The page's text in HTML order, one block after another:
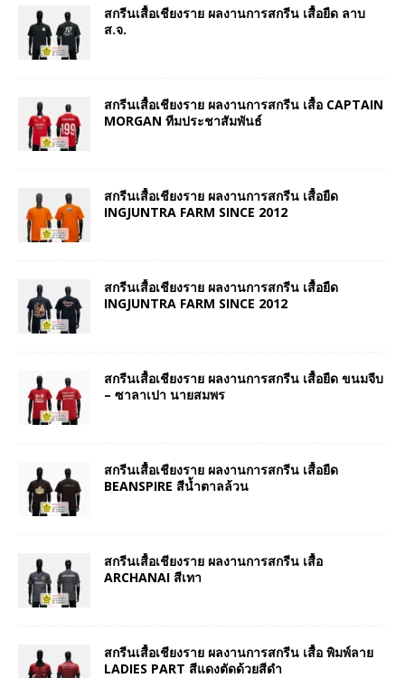
สกรีนเสื้อเชียงราย ผลงานการสกรีน เสื้อยืด ลาบ
ส.จ.
สกรีนเสื้อเชียงราย ผลงานการสกรีน เสื้อ CAPTAIN
MORGAN ทีมประชาสัมพันธ์
สกรีนเสื้อเชียงราย ผลงานการสกรีน เสื้อยืด
INGJUNTRA FARM SINCE 2012
สกรีนเสื้อเชียงราย ผลงานการสกรีน เสื้อยืด
INGJUNTRA FARM SINCE 2012
สกรีนเสื้อเชียงราย ผลงานการสกรีน เสื้อยืด ขนมจีบ
– ซาลาเปา นายสมพร
สกรีนเสื้อเชียงราย ผลงานการสกรีน เสื้อยืด
BEANSPIRE สีน้ำตาลล้วน
สกรีนเสื้อเชียงราย ผลงานการสกรีน เสื้อ
ARCHANAI สีเทา
สกรีนเสื้อเชียงราย ผลงานการสกรีน เสื้อ พิมพ์ลาย
LADIES PART สีแดงตัดด้วยสีดำ